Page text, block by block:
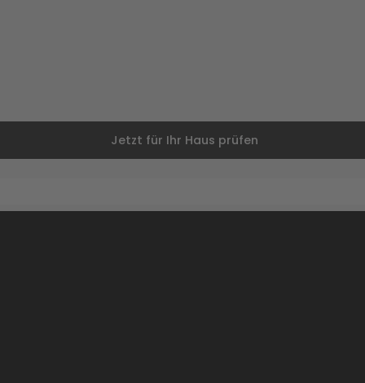
Jetzt für Ihr Haus prüfen